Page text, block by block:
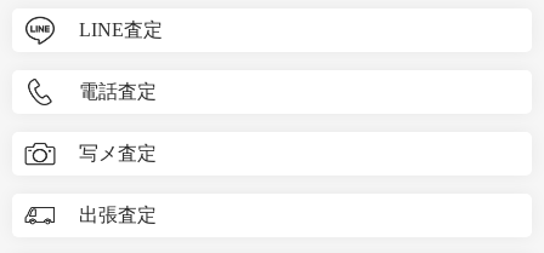
LINE査定
電話査定
写メ査定
出張査定